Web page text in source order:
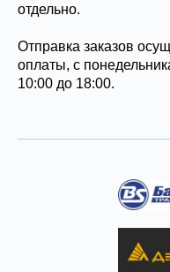
отдельно.
Отправка заказов
оплаты, с
10:00 до 18:00.